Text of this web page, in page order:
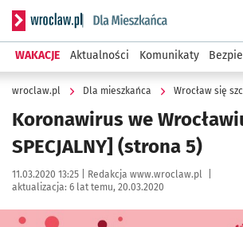
Serwis informacyjny wroclaw.pl
WAKACJE Aktualności Komunikaty
wroclaw.pl Dla mieszkańca Wrocław się
Koronawirus we
SPECJALNY] (strona 5)
Data publikacji:
11.03.2020 13:25 | Autor:
Redakcja www.wroclaw.pl
aktualizacja: 6 lat temu, 20.03.2020
Kliknij, aby powiększyć